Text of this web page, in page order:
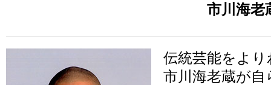
市川海
伝統芸能をよ
市川海老蔵が